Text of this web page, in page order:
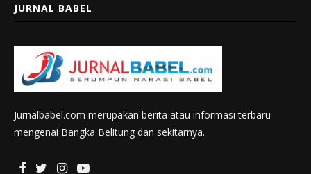
JURNAL BABEL
Jurnalbabel.com merupakan berita atau informasi terbaru
mengenai Bangka Belitung dan sekitarnya.